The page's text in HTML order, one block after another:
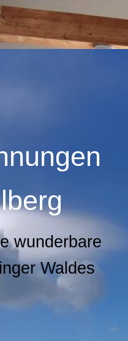
wunderbare
Waldes